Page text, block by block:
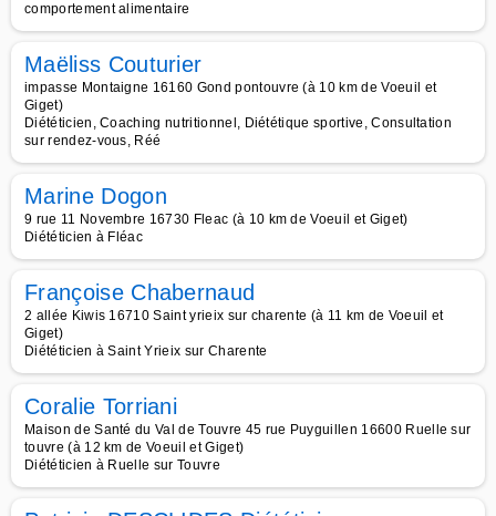
comportement alimentaire
Maëliss Couturier
impasse Montaigne 16160 Gond pontouvre (à 10 km de Voeuil et
Giget)
Diététicien, Coaching nutritionnel, Diététique sportive, Consultation
sur rendez-vous, Réé
Marine Dogon
9 rue 11 Novembre 16730 Fleac (à 10 km de Voeuil et Giget)
Diététicien à Fléac
Françoise Chabernaud
2 allée Kiwis 16710 Saint yrieix sur charente (à 11 km de Voeuil et
Giget)
Diététicien à Saint Yrieix sur Charente
Coralie Torriani
Maison de Santé du Val de Touvre 45 rue Puyguillen 16600 Ruelle sur
touvre (à 12 km de Voeuil et Giget)
Diététicien à Ruelle sur Touvre